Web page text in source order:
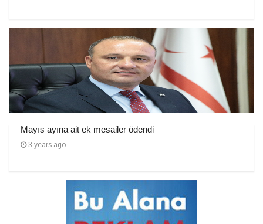
Mayıs ayına ait ek mesailer ödendi
3 years ago